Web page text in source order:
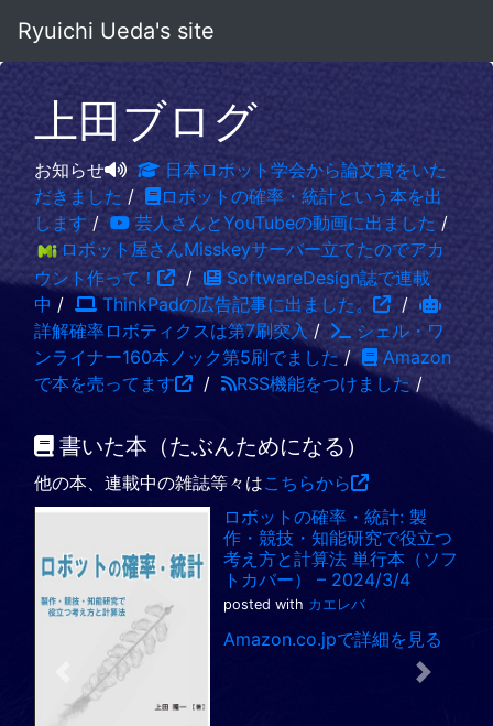
Ryuichi Ueda's site
上田ブログ
お知らせ
日本ロボット学会から論文賞をいた
だきました /
ロボットの確率・統計という本を出
します / 芸人さんとYouTubeの動画に出ました /
ロボット屋さんMisskeyサーバー立てたのでアカ
ウント作って！
/
SoftwareDesign誌で連載
中 / ThinkPadの広告記事に出ました。
/
詳解確率ロボティクスは第7刷突入 /
シェル・ワ
ンライナー160本ノック第5刷でました/
Amazon
で本を売ってます
/ RSS機能をつけました /
書いた本（たぶんためになる）
他の本、連載中の雑誌等々はこちらから
ロボットの確率・統計: 製
作・競技・知能研究で役立つ
考え方と計算法 単行本（ソフ
トカバー） – 2024/3/4
posted with カエレバ
Amazon.co.jpで詳細を見る
Previous Next